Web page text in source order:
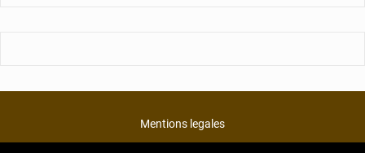
Mentions legales